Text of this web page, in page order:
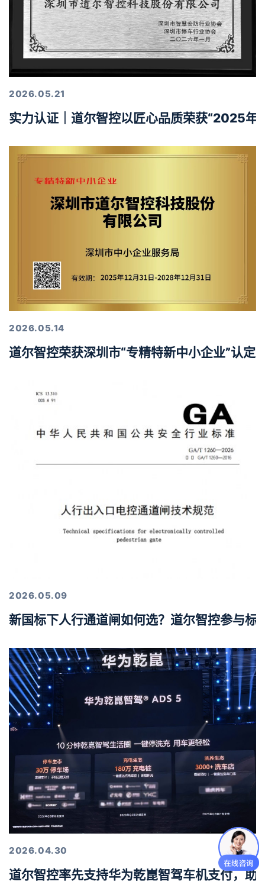
2026.05.21
实力认证｜道尔智控以匠心品质荣获“2025年
2026.05.14
道尔智控荣获深圳市“专精特新中小企业”认定
2026.05.09
新国标下人行通道闸如何选？道尔智控参与标
2026.04.30
道尔智控率先支持华为乾崑智驾车机支付，助